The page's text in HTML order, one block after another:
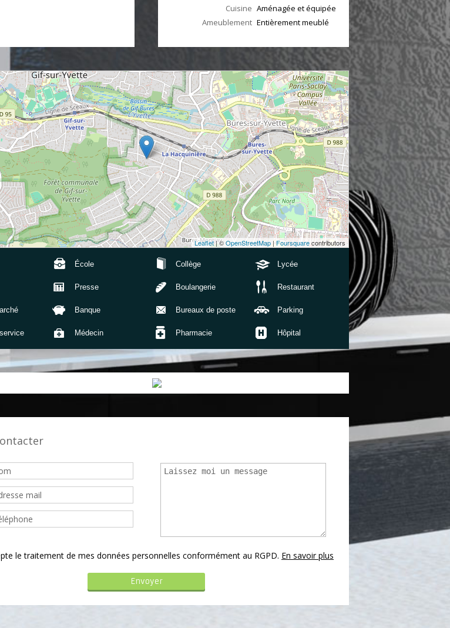
Cuisine Aménagée et équipée
Ameublement Entièrement meublé
Leaflet| ©OpenStreetMap|Foursquarecontributors
École Collège Lycée
Presse Boulangerie Restaurant
Banque Bureaux de poste Parking
Médecin Pharmacie Hôpital
le traitement de mes données personnelles conformément au RGPD. En savoir plus